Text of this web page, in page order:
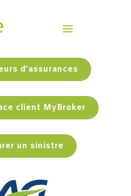
d’assurances
client MyBroker
un sinistre